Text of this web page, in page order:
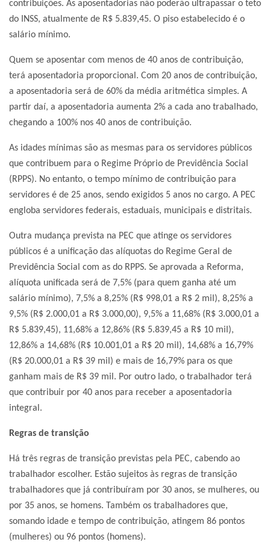
contribuições. As aposentadorias não poderão ultrapassar o teto
do INSS, atualmente de R$ 5.839,45. O piso estabelecido é o
salário mínimo.
Quem se aposentar com menos de 40 anos de contribuição,
terá aposentadoria proporcional. Com 20 anos de contribuição,
a aposentadoria será de 60% da média aritmética simples. A
partir daí, a aposentadoria aumenta 2% a cada ano trabalhado,
chegando a 100% nos 40 anos de contribuição.
As idades mínimas são as mesmas para os servidores públicos
que contribuem para o Regime Próprio de Previdência Social
(RPPS). No entanto, o tempo mínimo de contribuição para
servidores é de 25 anos, sendo exigidos 5 anos no cargo. A PEC
engloba servidores federais, estaduais, municipais e distritais.
Outra mudança prevista na PEC que atinge os servidores
públicos é a unificação das alíquotas do Regime Geral de
Previdência Social com as do RPPS. Se aprovada a Reforma,
alíquota unificada será de 7,5% (para quem ganha até um
salário mínimo), 7,5% a 8,25% (R$ 998,01 a R$ 2 mil), 8,25% a
9,5% (R$ 2.000,01 a R$ 3.000,00), 9,5% a 11,68% (R$ 3.000,01 a
R$ 5.839,45), 11,68% a 12,86% (R$ 5.839,45 a R$ 10 mil),
12,86% a 14,68% (R$ 10.001,01 a R$ 20 mil), 14,68% a 16,79%
(R$ 20.000,01 a R$ 39 mil) e mais de 16,79% para os que
ganham mais de R$ 39 mil. Por outro lado, o trabalhador terá
que contribuir por 40 anos para receber a aposentadoria
integral.
Regras de transição
Há três regras de transição previstas pela PEC, cabendo ao
trabalhador escolher. Estão sujeitos às regras de transição
trabalhadores que já contribuíram por 30 anos, se mulheres, ou
por 35 anos, se homens. Também os trabalhadores que,
somando idade e tempo de contribuição, atingem 86 pontos
(mulheres) ou 96 pontos (homens).